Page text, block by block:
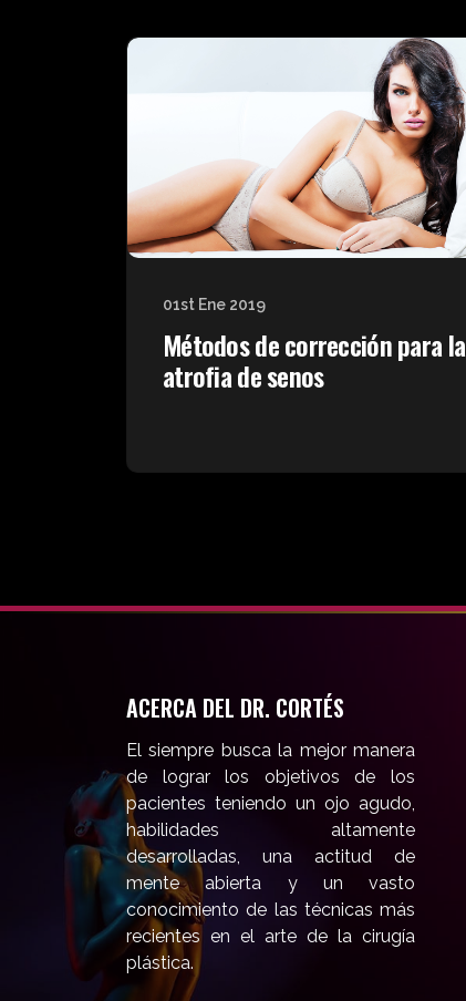
01st Ene 2019
Métodos de corrección para la
atrofia de senos
ACERCA DEL DR. CORTÉS
El siempre busca la mejor manera
de lograr los objetivos de los
pacientes teniendo un ojo agudo,
habilidades altamente
desarrolladas, una actitud de
mente abierta y un vasto
conocimiento de las técnicas más
recientes en el arte de la cirugía
plástica.